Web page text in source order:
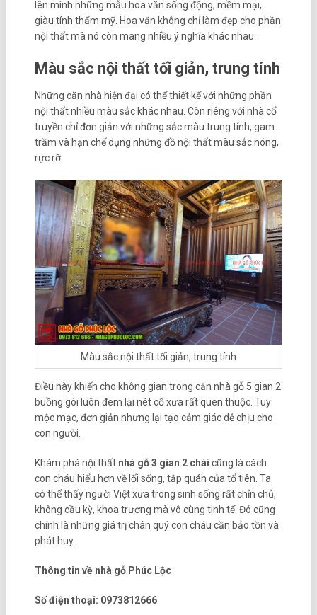
lên mình những mẫu hoa văn sống động, mềm mại,
giàu tính thẩm mỹ. Hoa văn không chỉ làm đẹp cho phần
nội thất mà nó còn mang nhiều ý nghĩa khác nhau.
Màu sắc nội thất tối giản, trung tính
Những căn nhà hiện đại có thể thiết kế với những phần
nội thất nhiều màu sắc khác nhau. Còn riêng với nhà cổ
truyền chỉ đơn giản với những sắc màu trung tính, gam
trầm và hạn chế dụng những đồ nội thất màu sắc nóng,
rực rỡ.
Màu sắc nội thất tối giản, trung tính
Điều này khiến cho không gian trong căn nhà gỗ 5 gian 2
buồng gói luôn đem lại nét cổ xưa rất quen thuộc. Tuy
mộc mạc, đơn giản nhưng lại tạo cảm giác dễ chịu cho
con người.
Khám phá nội thất nhà gỗ 3 gian 2 chái cũng là cách
con cháu hiểu hơn về lối sống, tập quán của tổ tiên. Ta
có thể thấy người Việt xưa trong sinh sống rất chỉn chủ,
không cầu kỳ, khoa trương mà vô cùng tinh tế. Đó cũng
chính là những giá trị chân quý con cháu cần bảo tồn và
phát huy.
Thông tin về nhà gỗ Phúc Lộc
Số điện thoại: 0973812666